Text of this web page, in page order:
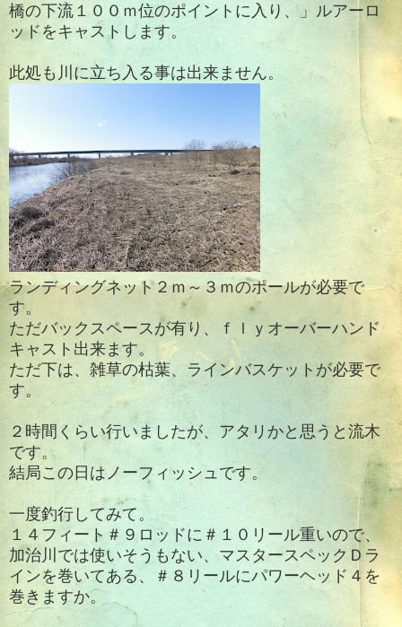
橋の下流１００ｍ位のポイントに入り、」ルアーロ
ッドをキャストします。
此処も川に立ち入る事は出来ません。
ランディングネット２ｍ～３ｍのポールが必要で
す。
ただバックスペースが有り、ｆｌｙオーバーハンド
キャスト出来ます。
ただ下は、雑草の枯葉、ラインバスケットが必要で
す。
２時間くらい行いましたが、アタリかと思うと流木
です。
結局この日はノーフィッシュです。
一度釣行してみて。
１４フィート＃９ロッドに＃１０リール重いので、
加治川では使いそうもない、マスタースペックＤラ
インを巻いてある、＃８リールにパワーヘッド４を
巻きますか。